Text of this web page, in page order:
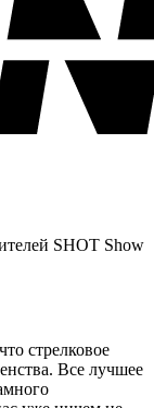
SHOT Show
стрелковое
Все лучшее